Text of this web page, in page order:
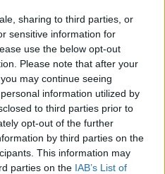
sharing to third parties, or
sensitive information for
use the below opt-out
Please note that after your
may continue seeing
information utilized by
to third parties prior to
opt-out of the further
by third parties on the
This information may
parties on the IAB’s List of
Wood. Tokyo Blues
Wood. Tokyo Blues di Haruki
è un libro introspettivo, che
nella solitudine dell'animo
nei sentimenti che...